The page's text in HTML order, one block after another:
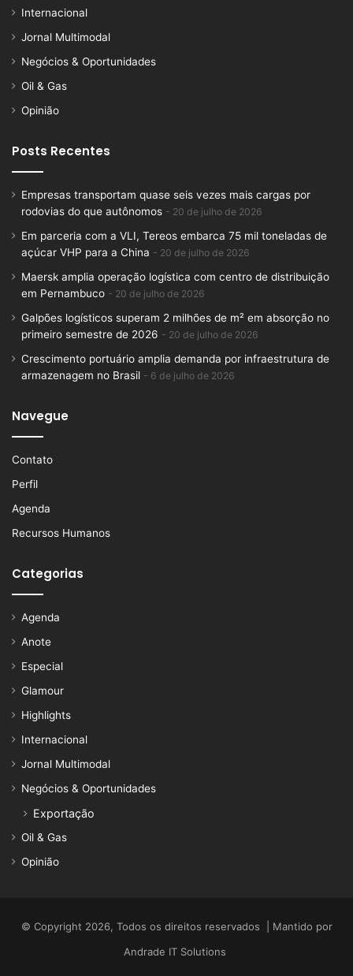
Internacional
Jornal Multimodal
Negócios & Oportunidades
Oil & Gas
Opinião
Posts Recentes
Empresas transportam quase seis vezes mais cargas por
rodovias do que autônomos
20 de julho de 2026
Em parceria com a VLI, Tereos embarca 75 mil toneladas de
açúcar VHP para a China
20 de julho de 2026
Maersk amplia operação logística com centro de distribuição
em Pernambuco
20 de julho de 2026
Galpões logísticos superam 2 milhões de m² em absorção no
primeiro semestre de 2026
20 de julho de 2026
Crescimento portuário amplia demanda por infraestrutura de
armazenagem no Brasil
6 de julho de 2026
Navegue
Contato
Perfil
Agenda
Recursos Humanos
Categorias
Agenda
Anote
Especial
Glamour
Highlights
Internacional
Jornal Multimodal
Negócios & Oportunidades
Exportação
Oil & Gas
Opinião
© Copyright 2026, Todos os direitos reservados | Mantido por
Andrade IT Solutions